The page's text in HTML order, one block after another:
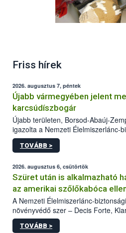
Friss hírek
2026. augusztus 7, péntek
Újabb vármegyében jelent
karcsúdíszbogár
Újabb területen, Borsod-Abaúj-
igazolta a Nemzeti Élelmiszerlánc-
kőrisrontó karcsúdíszbogár (Agrilus
kártevőt nem csak színcsapdában
az intenzív felderítést, emellett az
hatósággal is összehangolják a
TOVÁBB >
2026. augusztus 6, csütörtök
Szüret után is alkalmazható
az amerikai szőlőkabóca
A Nemzeti Élelmiszerlánc-
növényvédő szer – Decis Forte,
engedélyokiratát módosította, így
egészen a vesszőérettség (BBCH
TOVÁBB >